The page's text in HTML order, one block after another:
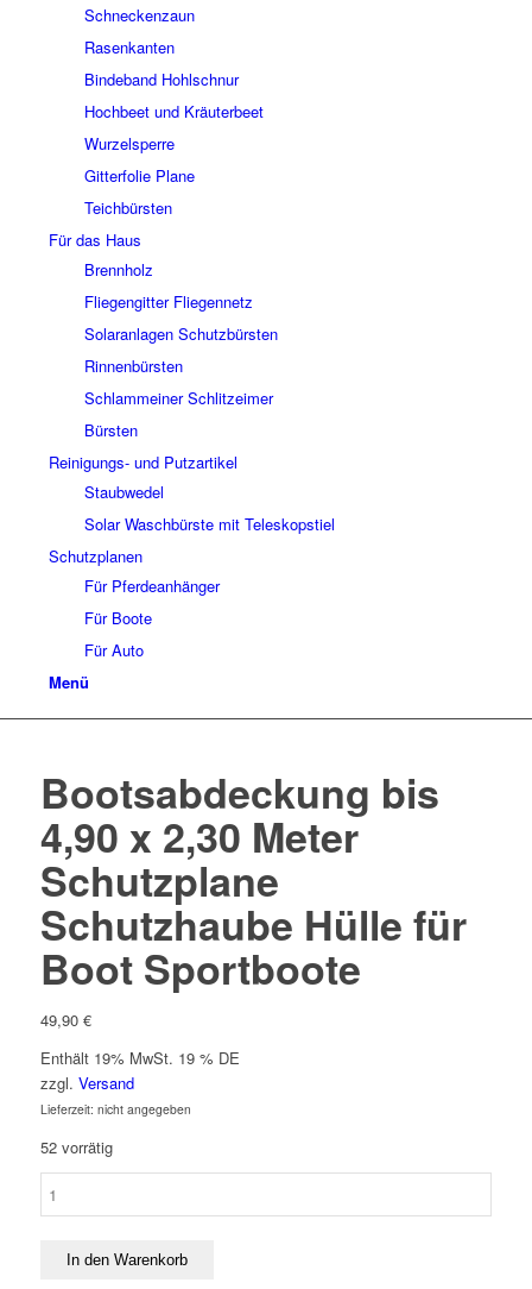
Schneckenzaun
Rasenkanten
Bindeband Hohlschnur
Hochbeet und Kräuterbeet
Wurzelsperre
Gitterfolie Plane
Teichbürsten
Für das Haus
Brennholz
Fliegengitter Fliegennetz
Solaranlagen Schutzbürsten
Rinnenbürsten
Schlammeiner Schlitzeimer
Bürsten
Reinigungs- und Putzartikel
Staubwedel
Solar Waschbürste mit Teleskopstiel
Schutzplanen
Für Pferdeanhänger
Für Boote
Für Auto
Menü
Bootsabdeckung bis
4,90 x 2,30 Meter
Schutzplane
Schutzhaube Hülle für
Boot Sportboote
49,90 €
Enthält 19% MwSt. 19 % DE
zzgl. Versand
Lieferzeit: nicht angegeben
52 vorrätig
In den Warenkorb